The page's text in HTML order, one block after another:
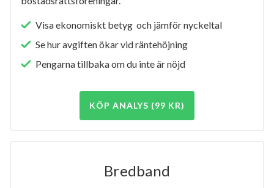
Visa ekonomiskt betyg och jämför nyckeltal
Se hur avgiften ökar vid räntehöjning
Pengarna tillbaka om du inte är nöjd
KÖP ANALYS (99 KR)
Bredband